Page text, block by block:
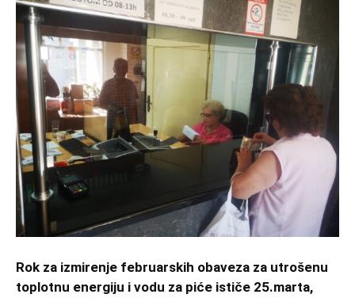
Rok za izmirenje februarskih obaveza za utrošenu
toplotnu energiju i vodu za piće ističe 25.marta,